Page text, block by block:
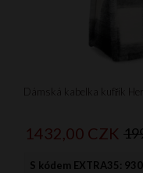
Dámská kabelka kufřík
1432,00 CZK
S kódem EXTRA35: